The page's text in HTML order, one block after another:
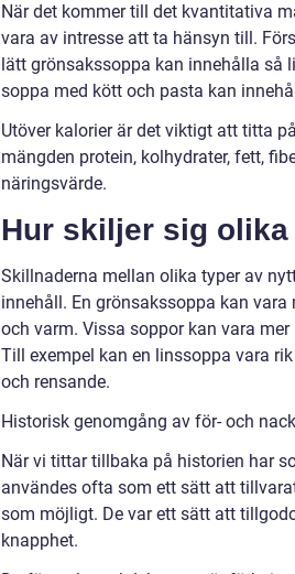
När det kommer till det kvantitativa
vara av intresse att ta hänsyn till.
lätt grönsakssoppa kan innehålla så
soppa med kött och pasta kan
Utöver kalorier är det viktigt att titta
mängden protein, kolhydrater, fett,
näringsvärde.
Hur skiljer sig olika
Skillnaderna mellan olika typer av
innehåll. En grönsakssoppa kan
och varm. Vissa soppor kan vara
Till exempel kan en linssoppa vara
och rensande.
Historisk genomgång av för- och
När vi tittar tillbaka på historien har
användes ofta som ett sätt att
som möjligt. De var ett sätt att
knapphet.